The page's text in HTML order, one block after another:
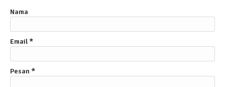
Nama
Email *
Pesan *